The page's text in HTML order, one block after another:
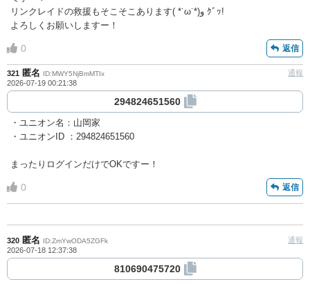
リンクレイドの救援もそこそこあります( *˙ω˙*)و ｸﾞｯ!
よろしくお願いしますー！
0 返信
321 匿名 ID:MWY5NjBmMTIx
2026-07-19 00:21:38
通報
294824651560
・ユニオン名：山岡家
・ユニオンID ：294824651560
まったりログインだけでOKですー！
0 返信
320 匿名 ID:ZmYwODA5ZGFk
2026-07-18 12:37:38
通報
810690475720